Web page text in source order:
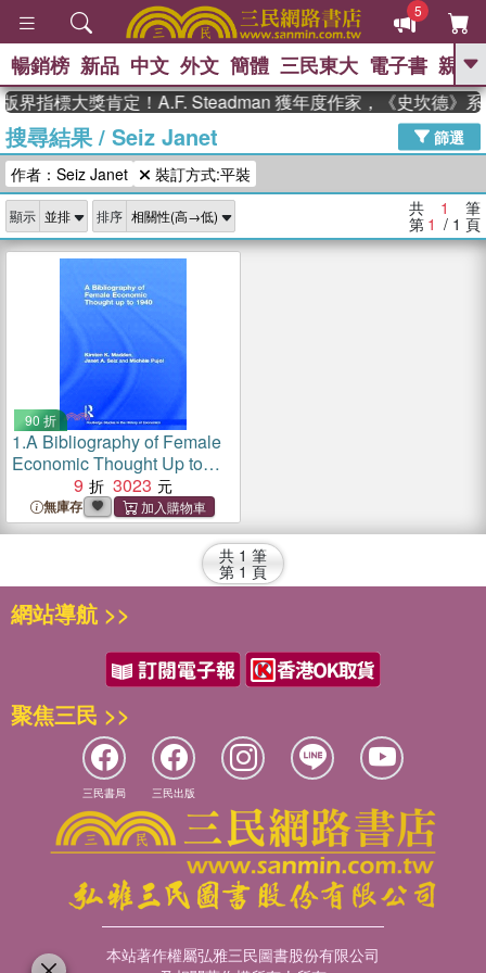
5
GO
熱搜： The Odyssey 、
父親節 、 如果歷史是一群喵 、 暑期
推薦 、
念華 、 台灣的李登輝時代 、 數學女
孩：黎曼猜想
偉大的迷走神經
暢銷榜 新品 中文 外文 簡體 三民東大 電子書 親子
界指標大獎肯定！A.F. Steadman 獲年度作家，《史坎德》
搜尋結果/ Seiz Janet
篩選
作者：Seiz Janet
裝訂方式:平裝
顯示 排序 共 1 筆
第 1 / 1 頁
90 折
1.A Bibliography of Female
Economic Thought Up to
9 3023
無庫存
共 1 筆
第 1 頁
網站導航 >>
聚焦三民 >>
三民書局 三民出版
本站著作權屬弘雅三民圖書股份有限公司